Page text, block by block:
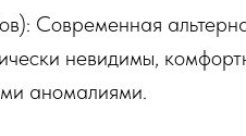
Современная
невидимы,
аномалиями.